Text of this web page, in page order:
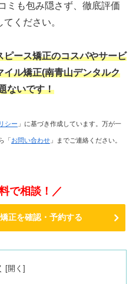
ミも包み隠さず、徹底評価
ください。
ピース矯正のコスパやサービ
イル矯正(南青山デンタルク
ないです！
シー 」に基づき作成しています。万が一
「お問い合わせ 」までご連絡ください。
で相談！／
正を確認・予約する